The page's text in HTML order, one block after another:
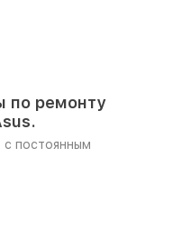
по ремонту
с постоянным